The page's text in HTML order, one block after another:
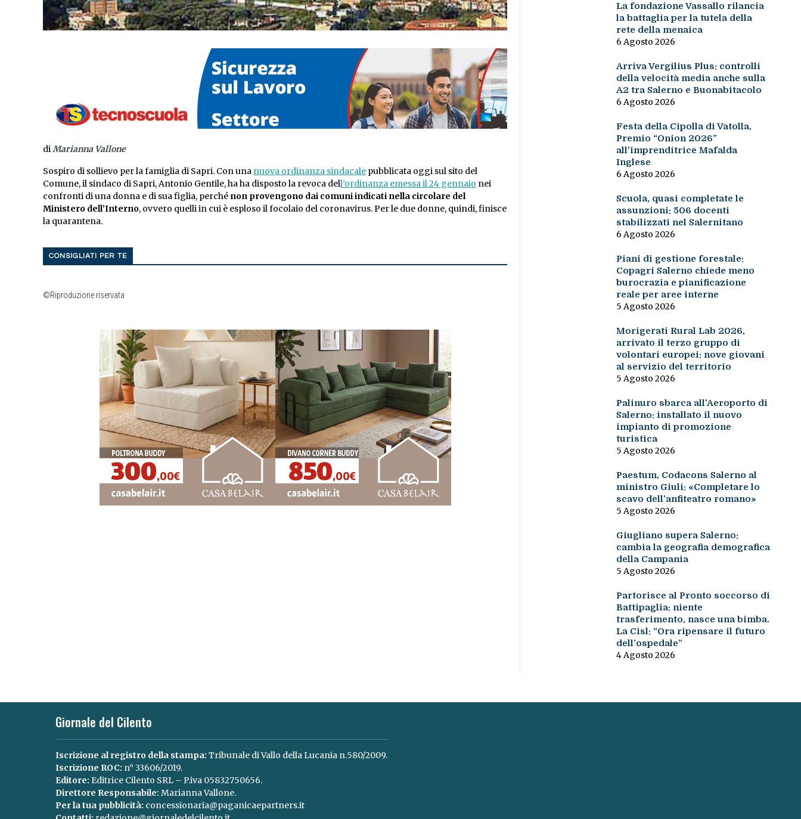
diMarianna Vallone
Sospiro di sollievo per la famiglia di Sapri. Con una nuova ordinanza sindacale pubblicata oggi sul sito del
Comune, il sindaco di Sapri, Antonio Gentile, ha ha disposto la revoca dell’ordinanza emessa il 24 gennaio nei
confronti di una donna e di sua figlia, perché non provengono dai comuni indicati nella circolare del
Ministero dell’Interno, ovvero quelli in cui è esploso il focolaio del coronavirus. Per le due donne, quindi, finisce
la quarantena.
CONSIGLIATI PER TE
©Riproduzione riservata
La fondazione Vassallo rilancia
la battaglia per la tutela della
rete della menaica
6 Agosto 2026
Arriva Vergilius Plus: controlli
della velocità media anche sulla
A2 tra Salerno e Buonabitacolo
6 Agosto 2026
Festa della Cipolla di Vatolla,
Premio “Onion 2026”
all’imprenditrice Mafalda
Inglese
6 Agosto 2026
Scuola, quasi completate le
assunzioni: 506 docenti
stabilizzati nel Salernitano
6 Agosto 2026
Piani di gestione forestale:
Copagri Salerno chiede meno
burocrazia e pianificazione
reale per aree interne
5 Agosto 2026
Morigerati Rural Lab 2026,
arrivato il terzo gruppo di
volontari europei: nove giovani
al servizio del territorio
5 Agosto 2026
Palinuro sbarca all’Aeroporto di
Salerno: installato il nuovo
impianto di promozione
turistica
5 Agosto 2026
Paestum, Codacons Salerno al
ministro Giuli: «Completare lo
scavo dell’anfiteatro romano»
5 Agosto 2026
Giugliano supera Salerno:
cambia la geografia demografica
della Campania
5 Agosto 2026
Partorisce al Pronto soccorso di
Battipaglia: niente
trasferimento, nasce una bimba.
La Cisl: “Ora ripensare il futuro
dell’ospedale”
4 Agosto 2026
Giornale del Cilento
Iscrizione al registro della stampa: Tribunale di Vallo della Lucania n.580/2009.
Iscrizione ROC: n° 33606/2019.
Editore: Editrice Cilento SRL – P.iva 05832750656.
Direttore Responsabile: Marianna Vallone.
Per la tua pubblicità: concessionaria@paganicaepartners.it